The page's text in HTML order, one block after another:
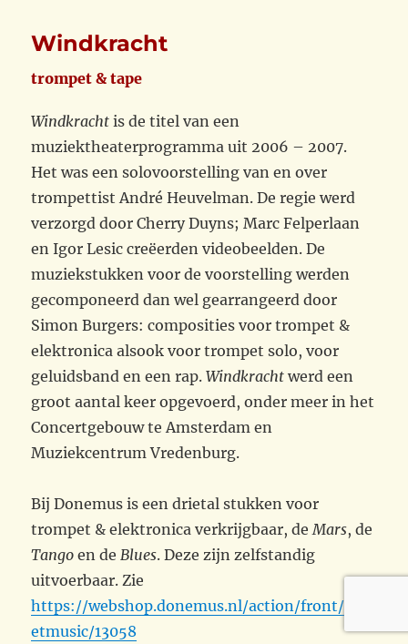
Windkracht
trompet & tape
Windkracht is de titel van een
muziektheaterprogramma uit 2006 – 2007.
Het was een solovoorstelling van en over
trompettist André Heuvelman. De regie werd
verzorgd door Cherry Duyns; Marc Felperlaan
en Igor Lesic creëerden videobeelden. De
muziekstukken voor de voorstelling werden
gecomponeerd dan wel gearrangeerd door
Simon Burgers: composities voor trompet &
elektronica alsook voor trompet solo, voor
geluidsband en een rap.Windkrachtwerd een
groot aantal keer opgevoerd, onder meer in het
Concertgebouw te Amsterdam en
Muziekcentrum Vredenburg.
Bij Donemus is een drietal stukken voor
trompet & elektronica verkrijgbaar, deMars, de
Tango en deBlues. Deze zijn zelfstandig
uitvoerbaar. Zie
https://webshop.donemus.nl/action/front/she
etmusic/13058